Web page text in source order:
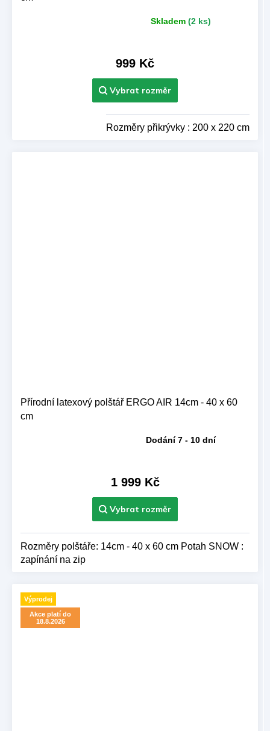
Skladem (2 ks)
999 Kč
Rozměry přikrývky : 200 x 220 cm
Přírodní latexový polštář ERGO AIR 14cm - 40 x 60
cm
Dodání 7 - 10 dní
1 999 Kč
Rozměry polštáře: 14cm - 40 x 60 cm Potah SNOW :
zapínání na zip
Výprodej
Akce platí do
18.8.2026